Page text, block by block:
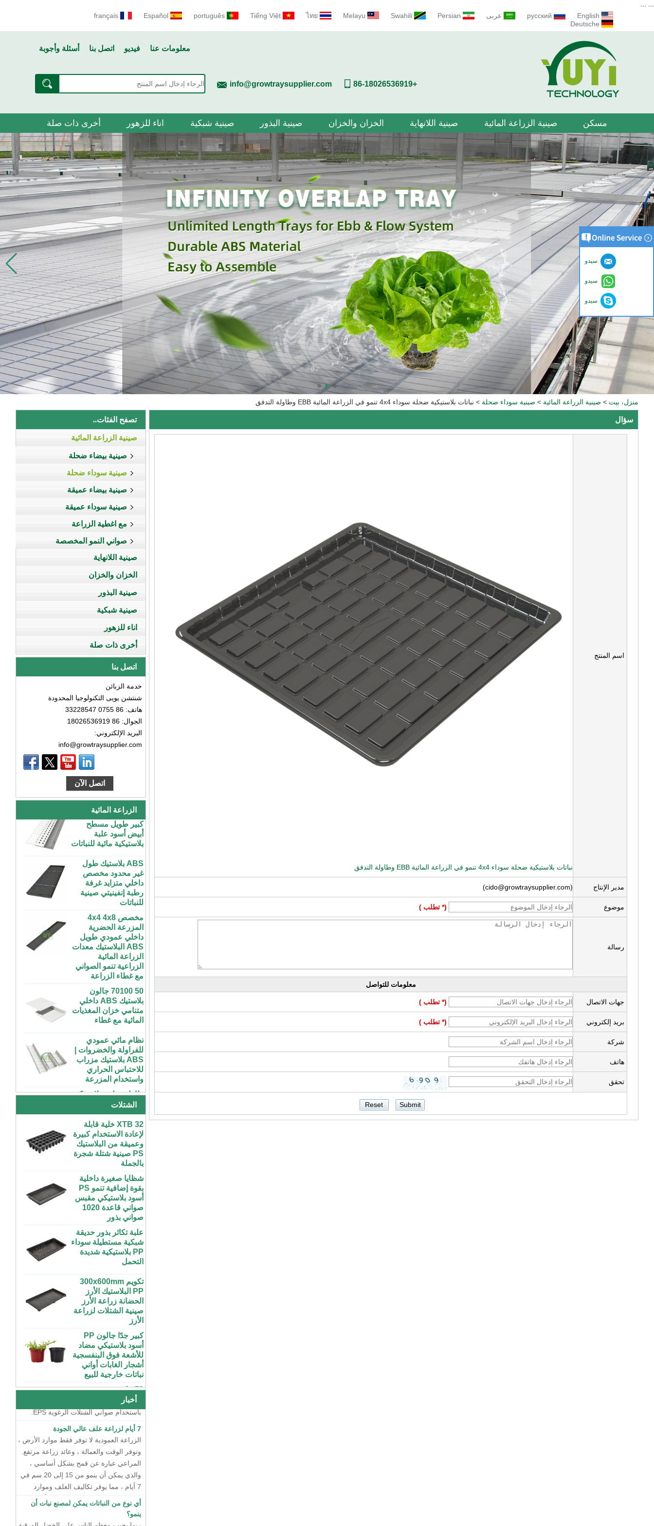
English
русский عربى Persian
Swahili
Melayu
ไทย
Tiếng Việt
português
Español
français
Deutsche
معلومات عنا فيديو اتصل بنا أسئلة وأجوبة
+86-18026536919
info@growtraysupplier.com
مسكن صينية الزراعة المائية صينية اللانهاية الخزان والخزان صينية البذور صينية شبكية اناء للزهور أخرى ذات صلة
منزل، بيت > صينية الزراعة المائية > صينية سوداء ضحلة > نباتات بلاستيكية ضحلة سوداء 4x4 تنمو في الزراعة المائية EBB وطاولة التدفق
تصفح الفئات..
صينية الزراعة المائية
صينية بيضاء ضحلة
صينية سوداء ضحلة
صينية بيضاء عميقة
صينية سوداء عميقة
مع اغطية الزراعة
صواني النمو المخصصة
صينية اللانهاية
الخزان والخزان
صينية البذور
صينية شبكية
اناء للزهور
أخرى ذات صلة
اتصل بنا
خدمة الزبائن
شنتشن يويى التكنولوجيا المحدودة
هاتف: 86 0755 33228547
الجوال: 86 18026536919
البريد الإلكتروني:
info@growtraysupplier.com
اتصل الآن
الزراعة المائية
طاولة زراعة بلاستيكية
كبيرة رخيصة الثمن
داخلية وخارجية 3x6
4x4 4x6 4x8 للبيع
كبير طويل مسطح
أبيض أسود علبة
بلاستيكية مائية للنباتات
غير محدود مخصص
داخلي متزايد غرفة
رطبة إنفينيتي صينية
للنباتات
المزرعة الحضرية
داخلي عمودي طويل
ABS البلاستيك معدات
الزراعة المائية
الزراعية تنمو الصواني
مع غطاء الزراعة
50 70100 جالون
بلاستيك ABS داخلي
متنامي خزان المغذيات
المائية مع غطاء
للفراولة والخضروات |
ABS بلاستيك مزراب
للاحتباس الحراري
واستخدام المزرعة
طاولة زراعة بلاستيكية
كبيرة رخيصة الثمن
4x4 4x6 4x8 للبيع
مخصص داخلي متزايد
كبير طويل مسطح
أبيض أسود علبة
بلاستيكية مائية للنباتات
ABS بلاستيك طول
غير محدود مخصص
داخلي متزايد غرفة
رطبة إنفينيتي صينية
للنباتات
مخصص 4x4 4x8
المزرعة الحضرية
داخلي عمودي طويل
ABS البلاستيك معدات
الزراعة المائية
الزراعية تنمو الصواني
مع غطاء الزراعة
50 70100 جالون
متنامي خزان المغذيات
المائية مع غطاء
نظام مائي عمودي
للفراولة والخضروات |
ABS بلاستيك مزراب
للاحتباس الحراري
واستخدام المزرعة
الشتلات
72 خلية رخيصة
الطماطم القرنبيط
الاسكواش الباذنجان
الأسود PS الشتلات
البلاستيكية داخلي بدء
الصواني
XTB 32 خلية قابلة
لإعادة الاستخدام كبيرة
وعميقة من البلاستيك
PS صينية شتلة شجرة
بالجملة
شظايا صغيرة داخلية
بقوة إضافية تنمو PS
أسود بلاستيكي مقبس
صواني قاعدة 1020
صواني بذور
علبة تكاثر بذور حديقة
شبكية مستطيلة سوداء
PP بلاستيكية شديدة
التحمل
PP البلاستيك الأرز
الحضانة زراعة الأرز
صينية الشتلات لزراعة
الأرز
أسود بلاستيكي مضاد
للأشعة فوق البنفسجية
أشجار الغابات أواني
نباتات خارجية للبيع
72 خلية رخيصة
الطماطم القرنبيط
الاسكواش الباذنجان
الأسود PS الشتلات
البلاستيكية داخلي بدء
الصواني
XTB 32 خلية قابلة
لإعادة الاستخدام كبيرة
وعميقة من البلاستيك
PS صينية شتلة شجرة
بالجملة
شظايا صغيرة داخلية
بقوة إضافية تنمو PS
أسود بلاستيكي مقبس
أخبار
طريقتان لتربية الشتلات
في الوقت الحاضر ، هناك طريقتان رئيسيتان
لتربية الشتلات ، أحدهما هو تربية الشتلات
الجافة باستخدام صواني الشتلات البلاستيكية
، والآخر هو تربية الشتلات المائية العائمة
باستخدام صواني الشتلات الرغوية EPS.
7 أيام لزراعة علف عالي الجودة
الزراعة العمودية لا توفر فقط موارد الأرض ،
وتوفر الوقت والعمالة ، وعائد زراعة مرتفع.
المراعي عبارة عن قمح بشكل أساسي ،
والذي يمكن أن ينمو من 15 إلى 20 سم في
7 أيام ، مما يوفر تكاليف العلف وموارد
المياه. تكلفة إنتاج هذا المالتغراس أقل من
سنت واحد لكل كيلوغرام.
أي نوع من النباتات يمكن لمصنع نبات أن
ينمو؟
ربما يجيب معظم الناس على الخضار الورقية
سؤال
اسم المنتج
نباتات بلاستيكية ضحلة سوداء 4x4 تنمو في الزراعة المائية EBB وطاولة التدفق
مدير الإنتاج (cido@growtraysupplier.com)
موضوع (* تطلب )
رسالة
معلومات للتواصل
جهات الاتصال (* تطلب )
بريد إلكتروني (* تطلب )
شركة
هاتف
تحقق
سيدو
سيدو
سيدو